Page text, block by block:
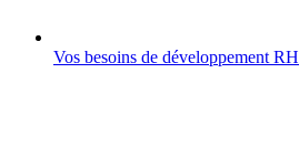
Vos besoins de développement RH